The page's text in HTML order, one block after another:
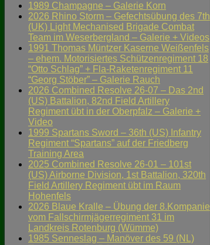
1989 Champagne – Galerie Korn
2026 Rhino Storm – Gefechtsübung des 7th
(UK) Light Mechanised Brigade Combat
Team im Weserbergland – Galerie + Videos
1991 Thomas Müntzer Kaserne Weißenfels
– ehem. Motorisiertes Schützenregiment 18
“Otto Schlag” + Fla-Raketenregiment 11
“Georg Stöber” – Galerie Rauch
2026 Combined Resolve 26-07 – Das 2nd
(US) Battalion, 82nd Field Artillery
Regiment übt in der Oberpfalz – Galerie +
Video
1999 Spartans Sword – 36th (US) Infantry
Regiment “Spartans” auf der Friedberg
Training Area
2025 Combined Resolve 26-01 – 101st
(US) Airborne Division, 1st Battalion, 320th
Field Artillery Regiment übt im Raum
Hohenfels
2026 Blaue Kralle – Übung der 8.Kompanie
vom Fallschirmjägerregiment 31 im
Landkreis Rotenburg (Wümme)
1985 Senneslag – Manöver des 59 (NL)